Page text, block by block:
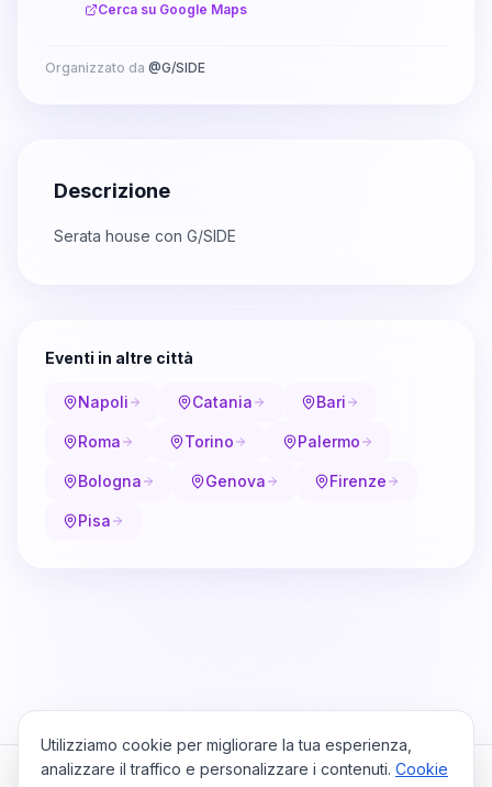
Cerca su Google Maps
Organizzato da @G/SIDE
Descrizione
Serata house con G/SIDE
Eventi in altre città
Napoli Catania Bari
Roma Torino Palermo
Bologna Genova Firenze
Pisa
Utilizziamo cookie per migliorare la tua esperienza,
analizzare il traffico e personalizzare i contenuti. Cookie